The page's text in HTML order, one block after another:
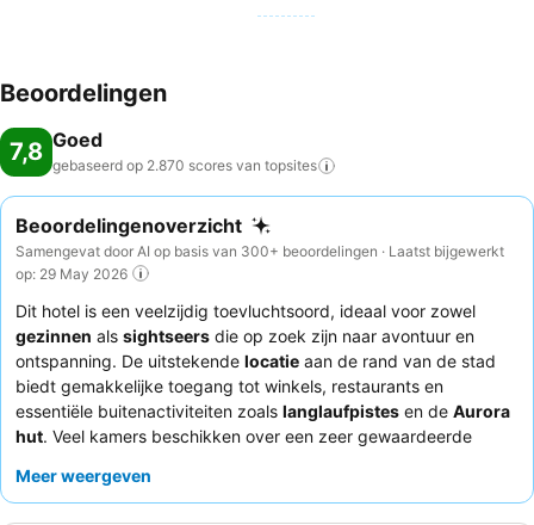
Beoordelingen
7,8 Goed
gebaseerd op 2.870 scores van topsites
Beoordelingenoverzicht
Samengevat door AI op basis van 300+ beoordelingen · Laatst bijgewerkt
op: 29 May 2026
Dit hotel is een veelzijdig toevluchtsoord, ideaal voor zowel
gezinnen als sightseers die op zoek zijn naar avontuur en
ontspanning. De uitstekende locatie aan de rand van de stad
biedt gemakkelijke toegang tot winkels, restaurants en
essentiële buitenactiviteiten zoals langlaufpistes en de Aurora
hut. Veel kamers beschikken over een zeer gewaardeerde
een dag vol verkenningen. Gasten prijzen consequent de
Meer weergeven